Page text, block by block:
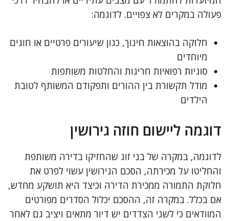
פעולה במקרים לא צפויים. לדוגמה:
חלוקה בהוצאות חינוך, כגון שיעורים פרטיים או חוגים
מיוחדים
סוגיות רפואיות חריגות והחלטות משותפות
מודל תקשורת בין ההורים ותפקודם המשותף לטובת
הילדים
דוגמה ליישום חוזה גירושין
לדוגמה, במקרה של בני זוג שהחזיקו בדירה משותפת
והחליטו על מכירתה, הסכם הגירושין עשוי לפרט את
חלוקת התמורה ממכירת הדירה וכיצד היא תושקע מחדש,
אם בכלל. במקרה זה, ההסכם יכלול הסדרים מפורטים
המוודאים כי לשני הצדדים יש דיור מתאים ויציב גם לאחר